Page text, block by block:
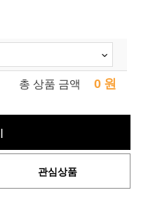
총 상품 금액 0 원
관심상품